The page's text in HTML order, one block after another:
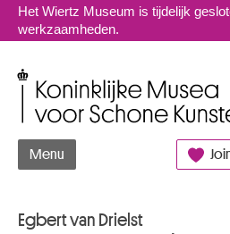
Het Wiertz Museum is tijdelijk
werkzaamheden.
Menu
Egbert van Drielst